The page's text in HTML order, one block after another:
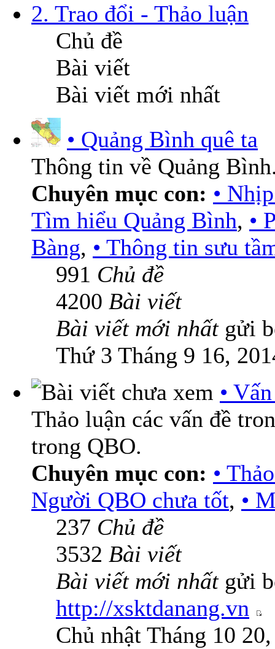
2. Trao đổi - Thảo luận
Chủ đề
Bài viết
Bài viết mới nhất
• Quảng Bình quê ta
Thông tin về Quảng
Chuyên mục con: •
Tìm hiểu Quảng Bình, •
Bàng, • Thông tin sưu
991 Chủ đề
4200 Bài viết
Bài viết mới nhấtgửi
Thứ 3 Tháng 9 16,
•
Thảo luận các vấn đề
trong QBO.
Chuyên mục con: •
Người QBO chưa tốt, •
237 Chủ đề
3532 Bài viết
Bài viết mới nhấtgửi
http://xsktdanang.vn
Chủ nhật Tháng 10